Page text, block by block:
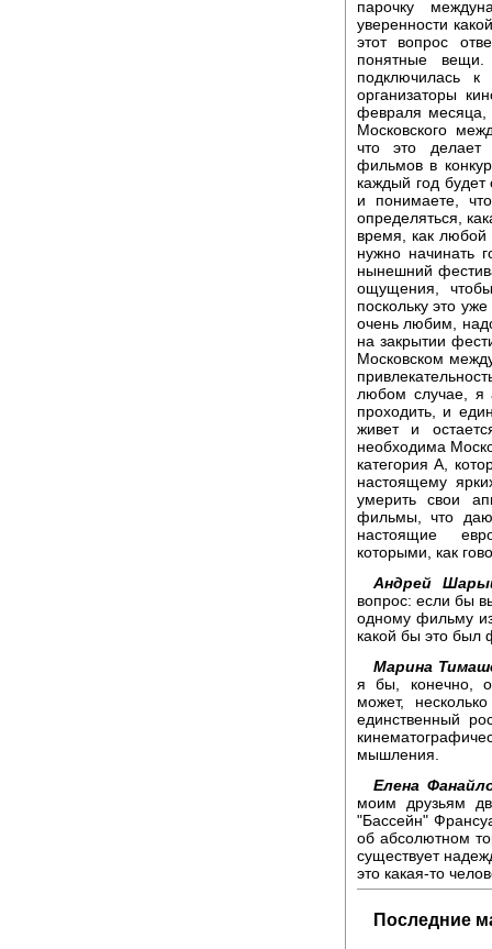
парочку
уверенности
этот вопрос
понятные
подключилась
организаторы
февраля месяца,
Московского
что это делает
фильмов в
каждый год будет
и понимаете,
определяться,
время, как любой
нужно начинать
нынешний
ощущения, чтобы
поскольку это
очень любим,
на закрытии
Московском
любом случае, я
проходить, и
живет и
необходима
категория А,
настоящему
умерить свои
фильмы, что
настоящие
которыми, как
Андрей
вопрос: если бы
одному фильму
какой бы это был
Марина
я бы, конечно,
может,
единственный
мышления.
Елена
моим друзьям
"Бассейн"
об абсолютном
существует
это какая-то
Последние